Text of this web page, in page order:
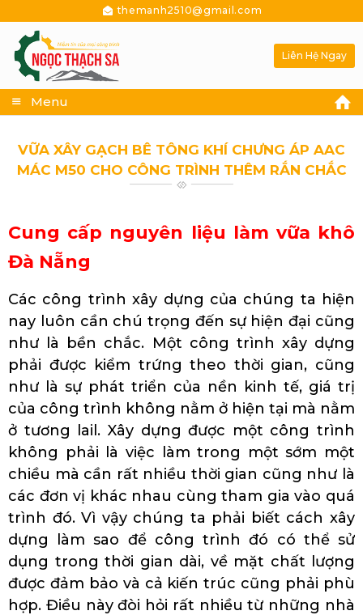
themanh2510@gmail.com
Menu
Liên Hệ Ngay
VỮA XÂY GẠCH BÊ TÔNG KHÍ CHƯNG ÁP AAC
MÁC M50 CHO CÔNG TRÌNH THÊM RẮN CHẮC
Cung cấp nguyên liệu làm vữa khô
Đà Nẵng
Các công trình xây dựng của chúng ta hiện
nay luôn cần chú trọng đến sự hiện đại cũng
như là bền chắc. Một công trình xây dựng
phải được kiểm trứng theo thời gian, cũng
như là sự phát triển của nền kinh tế, giá trị
của công trình không nằm ở hiện tại mà nằm
ở tương lail. Xây dựng được một công trình
không phải là việc làm trong một sớm một
chiều mà cần rất nhiều thời gian cũng như là
các đơn vị khác nhau cùng tham gia vào quá
trình đó. Vì vậy chúng ta phải biết cách xây
dựng làm sao để công trình đó có thể sử
dụng trong thời gian dài, về mặt chất lượng
được đảm bảo và cả kiến trúc cũng phải phù
hợp. Điều này đòi hỏi rất nhiều từ những nhà